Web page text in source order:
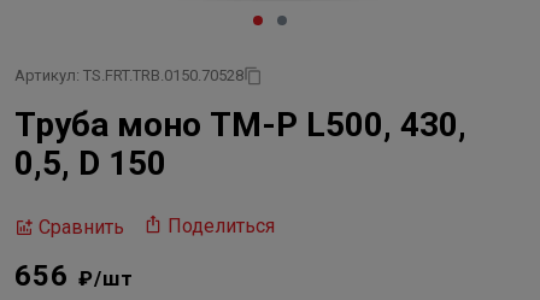
Артикул: TS.FRT.TRB.0150.70528
Труба моно ТМ-Р L500, 430,
0,5, D 150
Сравнить Поделиться
656 ₽/шт